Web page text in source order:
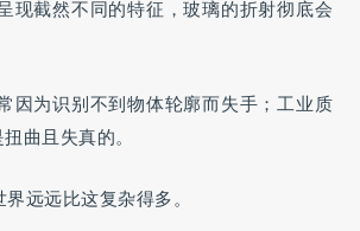
现截然不同的特征，玻璃的折射彻底会
因为识别不到物体轮廓而失手；工业质
曲且失真的。
远远比这复杂得多。